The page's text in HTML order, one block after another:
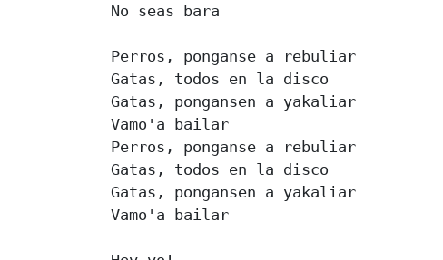
No seas bara
Perros, ponganse a rebuliar
Gatas, todos en la disco
Gatas, pongansen a yakaliar
Vamo'a bailar
Perros, ponganse a rebuliar
Gatas, todos en la disco
Gatas, pongansen a yakaliar
Vamo'a bailar